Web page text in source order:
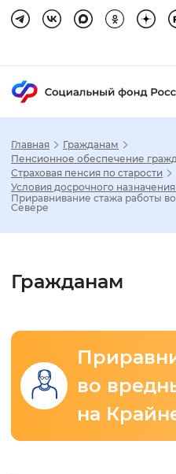
Настройка
Нормальный
Главная
Гражданам
Пенсионное обеспечение
Страховая пенсия по старости
Условия досрочного
Приравнивание стажа работы
Севере
Гражданам
во
на